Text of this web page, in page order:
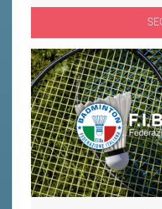
TAPPE
FIBA
BANDI